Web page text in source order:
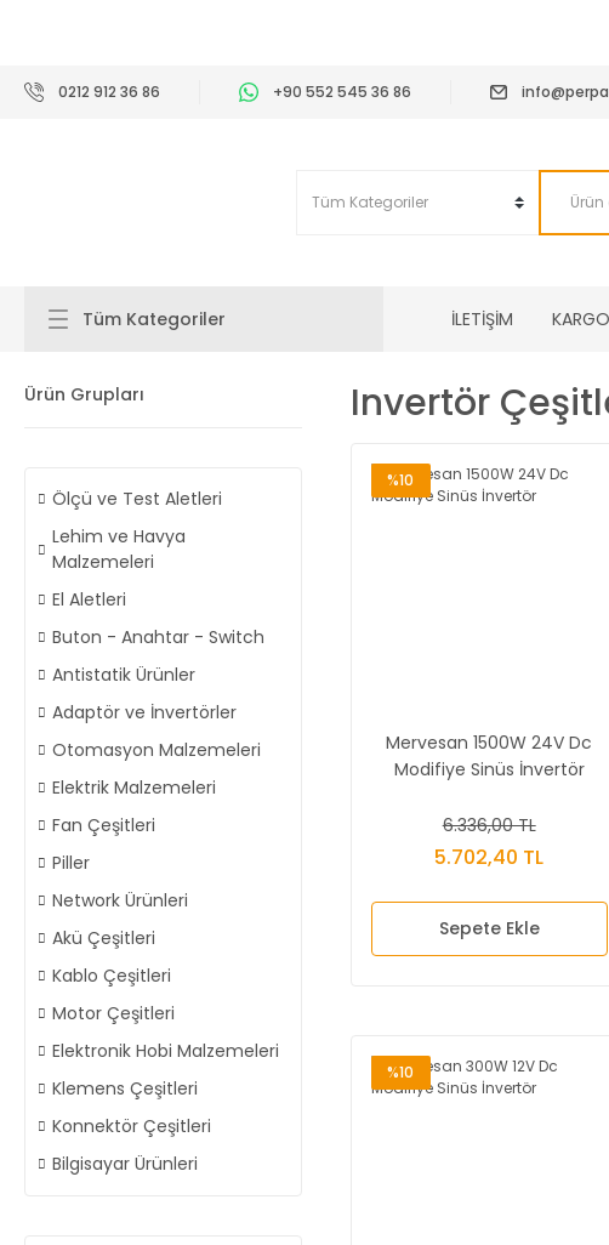
0212 912 36 86 +90 552 545 36 86
Tüm Kategoriler İLETİŞİM
Ürün Grupları
Ölçü ve Test Aletleri
Lehim ve Havya
Malzemeleri
El Aletleri
Buton - Anahtar - Switch
Antistatik Ürünler
Adaptör ve İnvertörler
Otomasyon Malzemeleri
Elektrik Malzemeleri
Fan Çeşitleri
Piller
Network Ürünleri
Akü Çeşitleri
Kablo Çeşitleri
Motor Çeşitleri
Elektronik Hobi Malzemeleri
Klemens Çeşitleri
Konnektör Çeşitleri
Bilgisayar Ürünleri
Invertör
%10
Mervesan 1500W 24V Dc
Modifiye Sinüs İnvertör
6.336,00 TL
5.702,40 TL
Sepete Ekle
%10